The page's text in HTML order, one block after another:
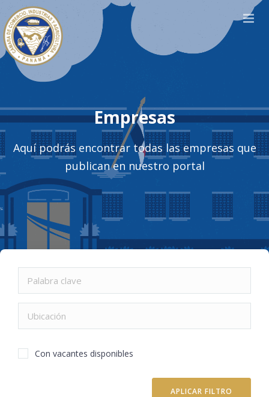
Empresas
Aquí podrás encontrar todas las empresas que
publican en nuestro portal
Con vacantes disponibles
APLICAR FILTRO